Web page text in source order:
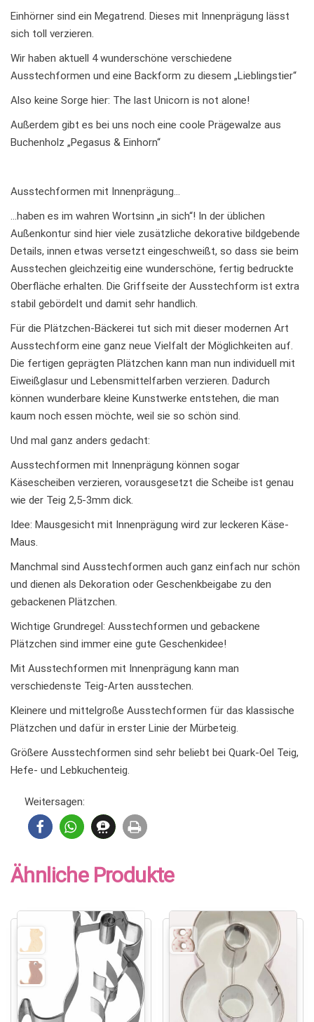
Einhörner sind ein Megatrend. Dieses mit Innenprägung lässt
sich toll verzieren.
Wir haben aktuell 4 wunderschöne verschiedene
Ausstechformen und eine Backform zu diesem „Lieblingstier“
Also keine Sorge hier: The last Unicorn is not alone!
Außerdem gibt es bei uns noch eine coole Prägewalze aus
Buchenholz „Pegasus & Einhorn“
Ausstechformen mit Innenprägung…
…haben es im wahren Wortsinn „in sich“! In der üblichen
Außenkontur sind hier viele zusätzliche dekorative bildgebende
Details, innen etwas versetzt eingeschweißt, so dass sie beim
Ausstechen gleichzeitig eine wunderschöne, fertig bedruckte
Oberfläche erhalten. Die Griffseite der Ausstechform ist extra
stabil gebördelt und damit sehr handlich.
Für die Plätzchen-Bäckerei tut sich mit dieser modernen Art
Ausstechform eine ganz neue Vielfalt der Möglichkeiten auf.
Die fertigen geprägten Plätzchen kann man nun individuell mit
Eiweißglasur und Lebensmittelfarben verzieren. Dadurch
können wunderbare kleine Kunstwerke entstehen, die man
kaum noch essen möchte, weil sie so schön sind.
Und mal ganz anders gedacht:
Ausstechformen mit Innenprägung können sogar
Käsescheiben verzieren, vorausgesetzt die Scheibe ist genau
wie der Teig 2,5-3mm dick.
Idee: Mausgesicht mit Innenprägung wird zur leckeren Käse-
Maus.
Manchmal sind Ausstechformen auch ganz einfach nur schön
und dienen als Dekoration oder Geschenkbeigabe zu den
gebackenen Plätzchen.
Wichtige Grundregel: Ausstechformen und gebackene
Plätzchen sind immer eine gute Geschenkidee!
Mit Ausstechformen mit Innenprägung kann man
verschiedenste Teig-Arten ausstechen.
Kleinere und mittelgroße Ausstechformen für das klassische
Plätzchen und dafür in erster Linie der Mürbeteig.
Größere Ausstechformen sind sehr beliebt bei Quark-Oel Teig,
Hefe- und Lebkuchenteig.
Weitersagen:
Ähnliche Produkte